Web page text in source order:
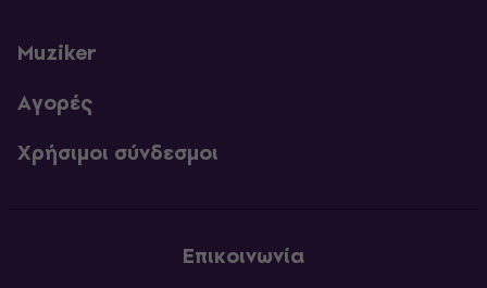
Muziker
Αγορές
Χρήσιμοι σύνδεσμοι
Επικοινωνία